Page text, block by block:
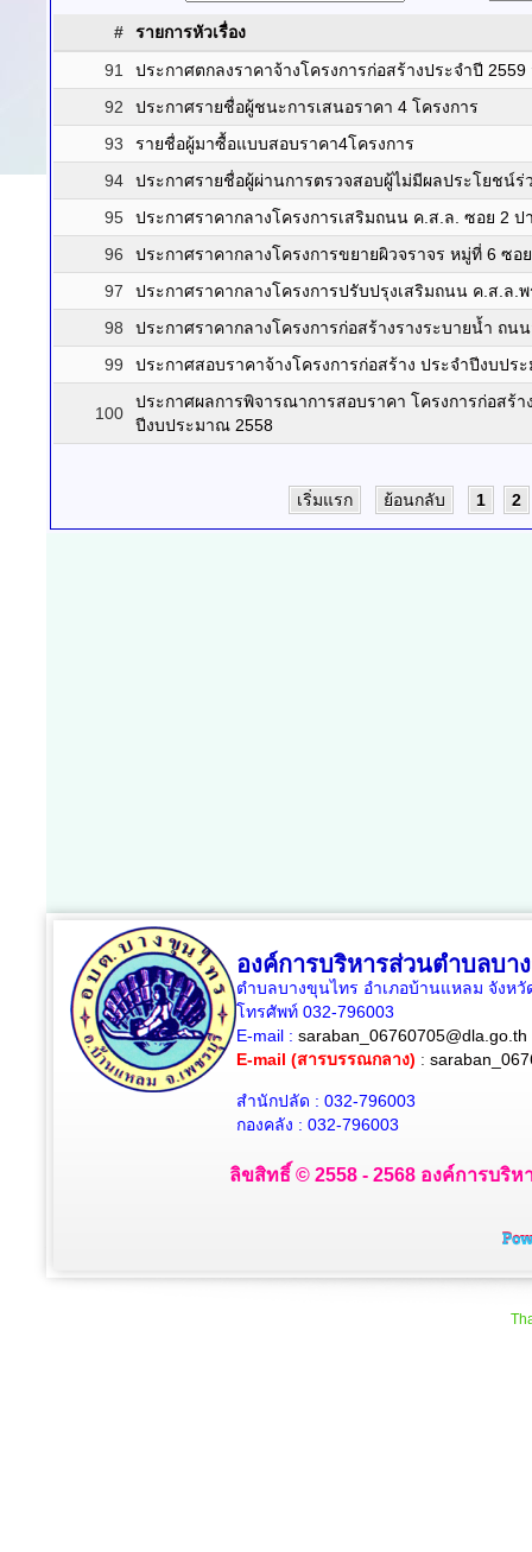
#
รายการหัวเรื่อง
91
ประกาศตกลงราคาจ้างโครงการก่อสร้างประจำปี
92
ประกาศรายชื่อผู้ชนะการเสนอราคา 4 โครงการ
93
รายชื่อผู้มาซื้อแบบสอบราคา4โครงการ
94
ประกาศรายชื่อผู้ผ่านการตรวจสอบผู้ไม่มีผลประโยชน์ร่
95
ประกาศราคากลางโครงการเสริมถนน ค.ส.ล. ซอย 2
96
ประกาศราคากลางโครงการขยายผิวจราจร หมู่ที่ 6 ซอ
97
ประกาศราคากลางโครงการปรับปรุงเสริมถนน ค.ส.ล.
98
ประกาศราคากลางโครงการก่อสร้างรางระบายน้ำ ถ
99
ประกาศสอบราคาจ้างโครงการก่อสร้าง ประจำปีงบปร
100
ประกาศผลการพิจารณาการสอบราคา โครงการก่อสร้
ปีงบประมาณ 2558
เริ่มแรก ย้อนกลับ 1 2
องค์การบริหารส่วนตำบลบา
ตำบลบางขุนไทร อำเภอบ้านแหลม จังหวั
โทรศัพท์ 032-796003
E-mail : saraban_06760705@dla.go.th
E-mail (สารบรรณกลาง) :
สำนักปลัด : 032-796003
กองคลัง : 032-796003
ลิขสิทธิ์ © 2558 - 2568 องค์การบริ